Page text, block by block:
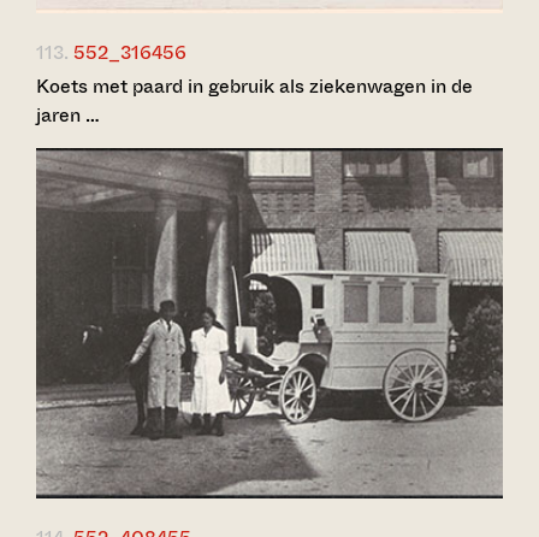
113. 552_316456
Koets met paard in gebruik als ziekenwagen in de
jaren …